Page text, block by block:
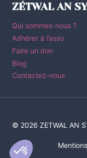
ZÉTWAL AN
Qui sommes-nous ?
Adhérer à l’asso
Faire un don
Blog
Contactez-nous
© 2026 ZETWAL AN